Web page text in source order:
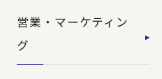
営業・マーケティン
グ